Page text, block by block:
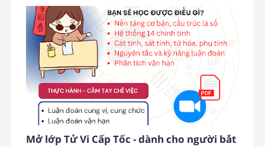
Mở lớp Tử Vi Cấp Tốc - dành cho người bắt